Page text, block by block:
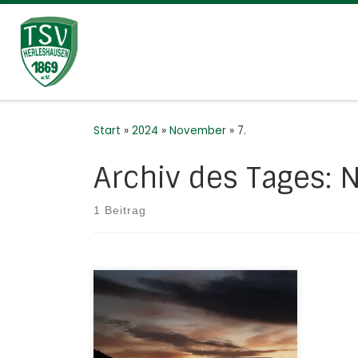
Zum Inhalt springen
Start » 2024 » November » 7.
Archiv des Tages:
1 Beitrag
35 Jahre freie Brandenburg.
Denn auch die Brandenburg lag
einst im Sperrgebiet und erlebte
einen jahrzehntelangen